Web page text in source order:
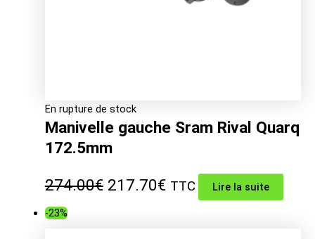
En rupture de stock
Manivelle gauche Sram Rival Quarq
172.5mm
274.00€ Le
217.70€Le
TTC Lire la suite
-23%